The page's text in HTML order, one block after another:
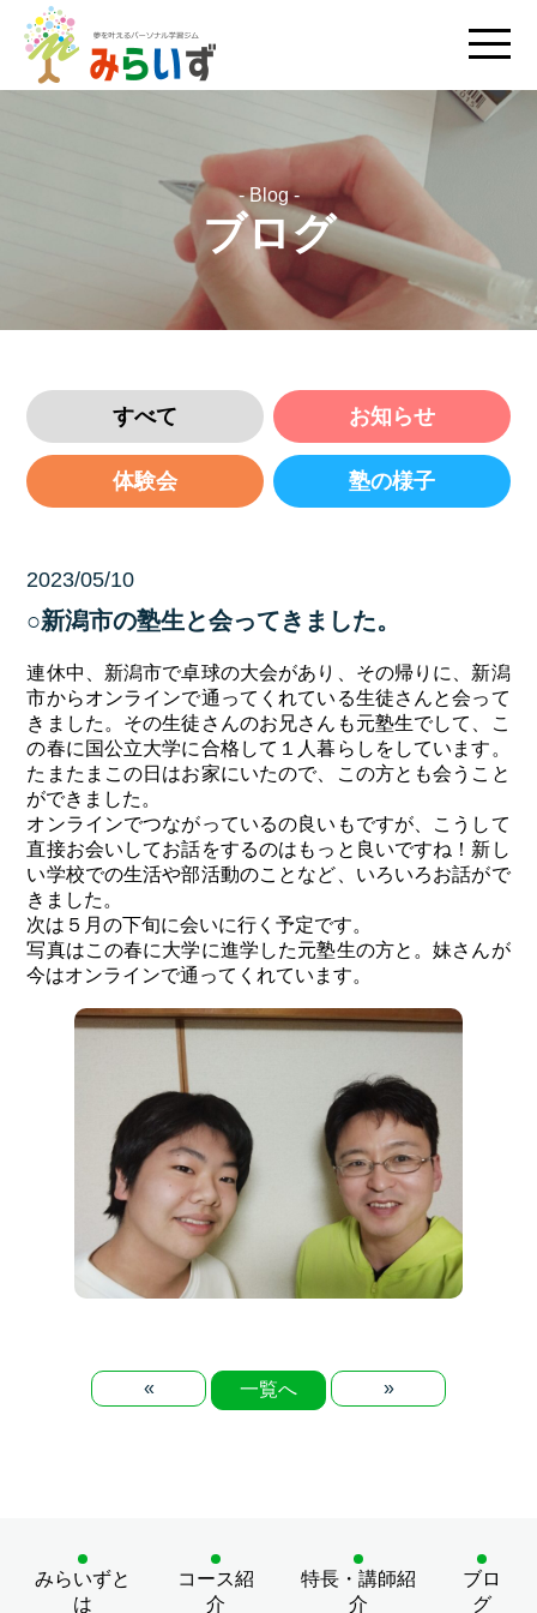
- Blog -
ブログ
すべて お知らせ
体験会 塾の様子
2023/05/10
○新潟市の塾生と会ってきました。
連休中、新潟市で卓球の大会があり、その帰りに、新潟
市からオンラインで通ってくれている生徒さんと会って
きました。その生徒さんのお兄さんも元塾生でして、こ
の春に国公立大学に合格して１人暮らしをしています。
たまたまこの日はお家にいたので、この方とも会うこと
ができました。
オンラインでつながっているの良いもですが、こうして
直接お会いしてお話をするのはもっと良いですね！新し
い学校での生活や部活動のことなど、いろいろお話がで
きました。
次は５月の下旬に会いに行く予定です。
写真はこの春に大学に進学した元塾生の方と。妹さんが
今はオンラインで通ってくれています。
« 一覧へ »
みらいずと
は
コース紹
介
特長・講師紹
介
ブロ
グ